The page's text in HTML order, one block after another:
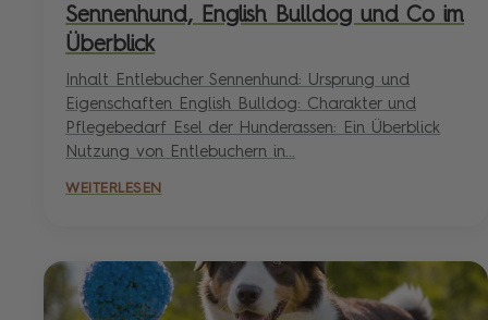
Sennenhund, English Bulldog und Co im
Überblick
Inhalt Entlebucher Sennenhund: Ursprung und
Eigenschaften English Bulldog: Charakter und
Pflegebedarf Esel der Hunderassen: Ein Überblick
Nutzung von Entlebuchern in...
WEITERLESEN